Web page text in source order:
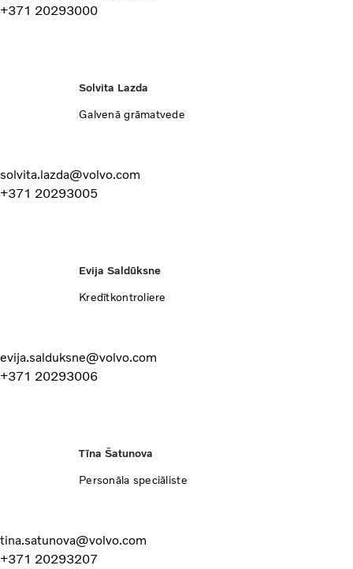
+371 20293000
Solvita Lazda
Galvenā grāmatvede
solvita.lazda@volvo.com
+371 20293005
Evija Saldūksne
Kredītkontroliere
evija.salduksne@volvo.com
+371 20293006
Tīna Šatunova
Personāla speciāliste
tina.satunova@volvo.com
+371 20293207